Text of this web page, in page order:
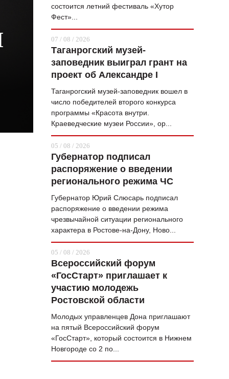
ХАЙП
ЧЕЛОВЕК ОСОБЕННЫЙ
КУЛЬТ ЕДЫ
АФИША
ЖУРНАЛ
состоится летний фестиваль «Хутор
Фест»...
07 / 08 / 2026
Таганрогский музей-
заповедник выиграл грант на
проект об Александре I
Таганрогский музей-заповедник вошел в
число победителей второго конкурса
программы «Красота внутри.
Краеведческие музеи России», ор...
05 / 08 / 2026
Губернатор подписал
распоряжение о введении
регионального режима ЧС
Губернатор Юрий Слюсарь подписал
распоряжение о введении режима
чрезвычайной ситуации регионального
характера в Ростове-на-Дону, Ново...
05 / 08 / 2026
Всероссийский форум
«ГосСтарт» приглашает к
участию молодежь
Ростовской области
Молодых управленцев Дона приглашают
на пятый Всероссийский форум
«ГосСтарт», который состоится в Нижнем
Новгороде со 2 по...